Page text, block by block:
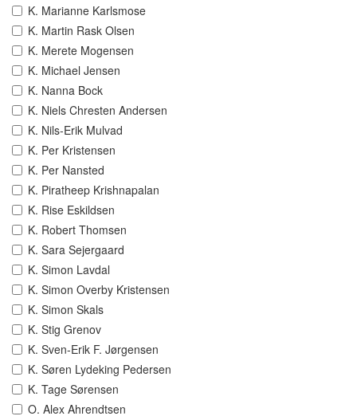
K. Marianne Karlsmose
K. Martin Rask Olsen
K. Merete Mogensen
K. Michael Jensen
K. Nanna Bock
K. Niels Chresten Andersen
K. Nils-Erik Mulvad
K. Per Kristensen
K. Per Nansted
K. Piratheep Krishnapalan
K. Rise Eskildsen
K. Robert Thomsen
K. Sara Sejergaard
K. Simon Lavdal
K. Simon Overby Kristensen
K. Simon Skals
K. Stig Grenov
K. Sven-Erik F. Jørgensen
K. Søren Lydeking Pedersen
K. Tage Sørensen
O. Alex Ahrendtsen